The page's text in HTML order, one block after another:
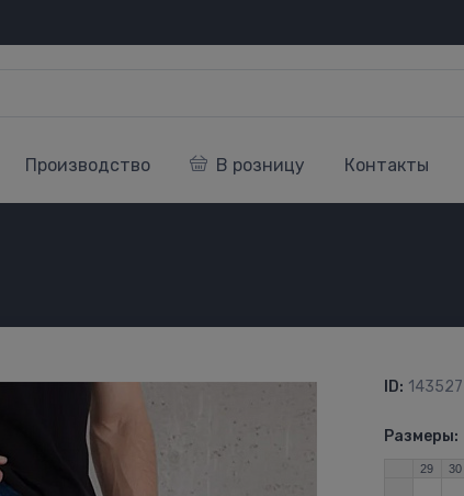
Производство В розницу Контакты
ID: 143527
Размеры:
29 30